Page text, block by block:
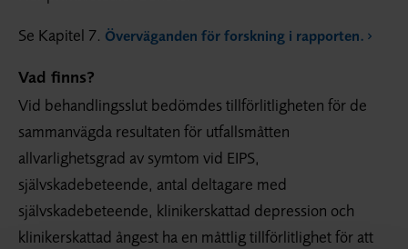
Se Kapitel 7. Överväganden för forskning i rapporten.
Vad finns?
Vid behandlingsslut bedömdes tillförlitligheten för de
sammanvägda resultaten för utfallsmåtten
allvarlighetsgrad av symtom vid EIPS,
självskadebeteende, antal deltagare med
självskadebeteende, klinikerskattad depression och
klinikerskattad ångest ha en måttlig tillförlitlighet för att